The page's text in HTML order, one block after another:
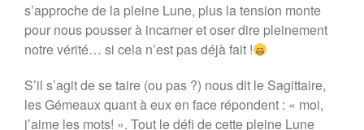
s’approche de la pleine Lune, plus la tension monte
pour nous pousser à incarner et oser dire pleinement
notre vérité… si cela n’est pas déjà fait !
S’il s’agit de se taire (ou pas ?) nous dit le Sagittaire,
les Gémeaux quant à eux en face répondent : « moi,
j’aime les mots! ». Tout le défi de cette pleine Lune